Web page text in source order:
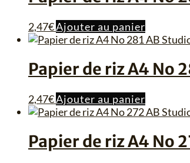
2,47€Ajouter au panier
Papier de riz A4 No
2,47€Ajouter au panier
Papier de riz A4 No